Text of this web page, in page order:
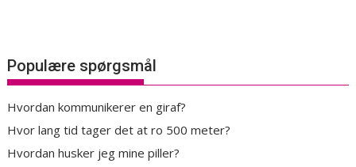
Populære spørgsmål
Hvordan kommunikerer en giraf?
Hvor lang tid tager det at ro 500 meter?
Hvordan husker jeg mine piller?